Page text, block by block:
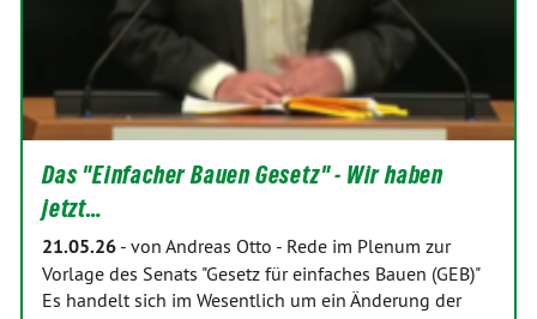
Das "Einfacher Bauen Gesetz" - Wir haben
jetzt…
21.05.26 - von Andreas Otto - Rede im Plenum zur
Vorlage des Senats "Gesetz für einfaches Bauen (GEB)"
Es handelt sich im Wesentlich um ein Änderung der